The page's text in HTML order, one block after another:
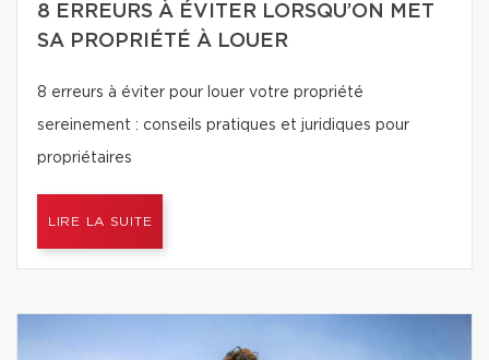
8 ERREURS À ÉVITER LORSQU’ON MET
SA PROPRIÉTÉ À LOUER
8 erreurs à éviter pour louer votre propriété
sereinement : conseils pratiques et juridiques pour
propriétaires
LIRE LA SUITE